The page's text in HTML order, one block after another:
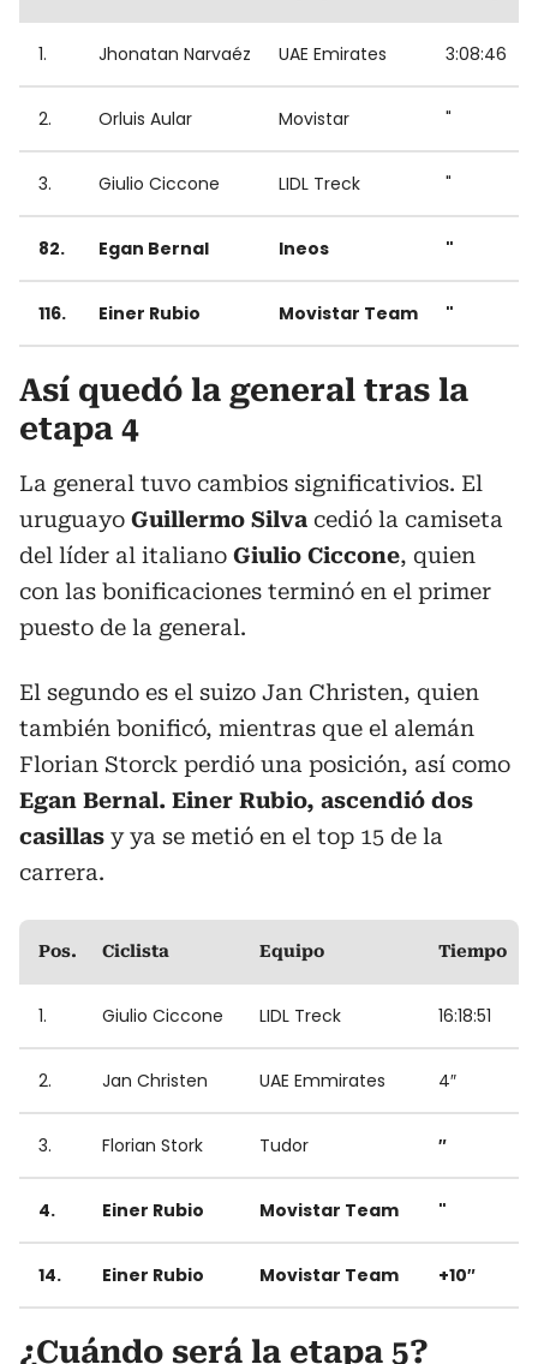
1. Jhonatan Narvaéz UAE Emirates 3:08:46
2. Orluis Aular Movistar "
3. Giulio Ciccone LIDL Treck "
82. Egan Bernal Ineos "
116. Einer Rubio Movistar Team "
Así quedó la general tras la
etapa 4
La general tuvo cambios significativios. El
uruguayo Guillermo Silva cedió la camiseta
del líder al italiano Giulio Ciccone, quien
con las bonificaciones terminó en el primer
puesto de la general.
El segundo es el suizo Jan Christen, quien
también bonificó, mientras que el alemán
Florian Storck perdió una posición, así como
Egan Bernal. Einer Rubio, ascendió dos
casillas y ya se metió en el top 15 de la
carrera.
Pos. Ciclista Equipo Tiempo
1. Giulio Ciccone LIDL Treck 16:18:51
2. Jan Christen UAE Emmirates 4″
3. Florian Stork Tudor ″
4. Einer Rubio Movistar Team "
14. Einer Rubio Movistar Team +10″
¿Cuándo será la etapa 5?